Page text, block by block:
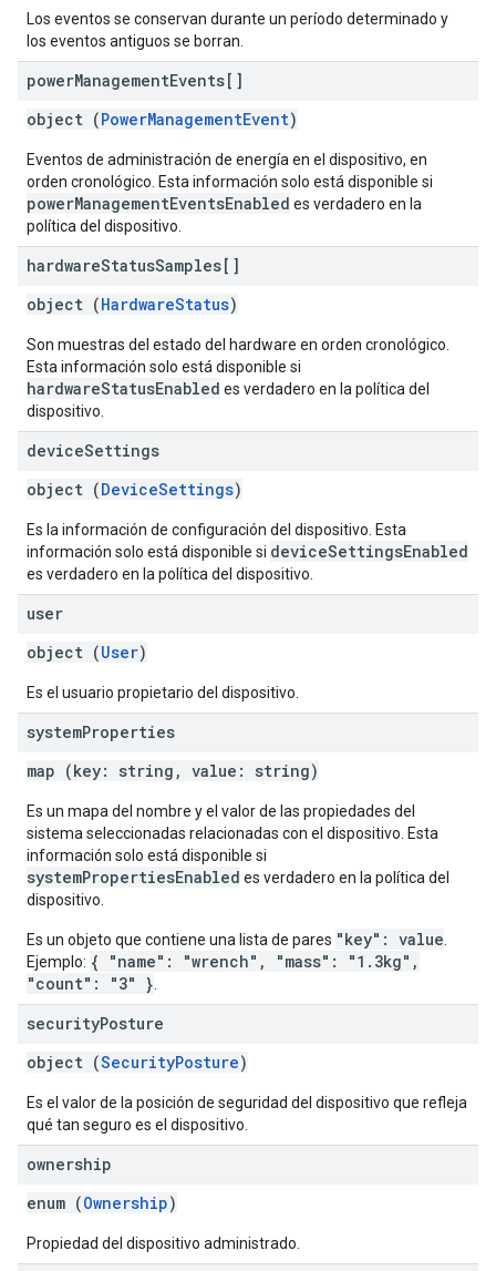
Los eventos se conservan durante un período determinado y
los eventos antiguos se borran.
powerManagementEvents[]
object (PowerManagementEvent)
Eventos de administración de energía en el dispositivo, en
orden cronológico. Esta información solo está disponible si
powerManagementEventsEnabled es verdadero en la
política del dispositivo.
hardwareStatusSamples[]
object (HardwareStatus)
Son muestras del estado del hardware en orden cronológico.
Esta información solo está disponible si
hardwareStatusEnabled es verdadero en la política del
dispositivo.
deviceSettings
object (DeviceSettings)
Es la información de configuración del dispositivo. Esta
información solo está disponible si deviceSettingsEnabled
es verdadero en la política del dispositivo.
user
object (User)
Es el usuario propietario del dispositivo.
systemProperties
map (key: string, value: string)
Es un mapa del nombre y el valor de las propiedades del
sistema seleccionadas relacionadas con el dispositivo. Esta
información solo está disponible si
systemPropertiesEnabled es verdadero en la política del
dispositivo.
Es un objeto que contiene una lista de pares "key": value
Ejemplo: { "name": "wrench", "mass": "1.3kg",
"count": "3" }
securityPosture
object (SecurityPosture)
Es el valor de la posición de seguridad del dispositivo que refleja
qué tan seguro es el dispositivo.
ownership
enum (Ownership)
Propiedad del dispositivo administrado.